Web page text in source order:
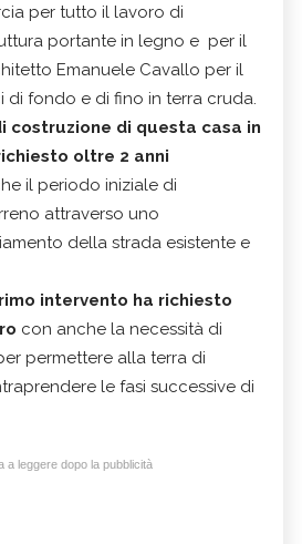
per tutto il lavoro di
portante in legno e per il
Emanuele Cavallo per il
fondo e di fino in terra cruda.
costruzione di questa casa in
oltre 2 anni
il periodo iniziale di
attraverso uno
della strada esistente e
intervento ha richiesto
con anche la necessità di
permettere alla terra di
le fasi successive di
a leggere dopo la pubblicità